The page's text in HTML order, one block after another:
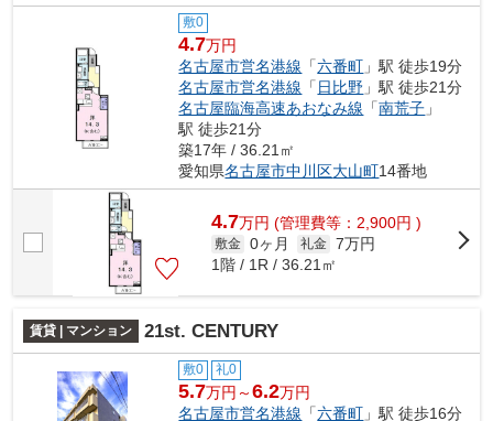
敷0
4.7万円
名古屋市営名港線 「六番町 」駅 徒歩19分
名古屋市営名港線 「 日比野 」駅 徒歩21分
名古屋臨海高速あおなみ線 「南荒子 」
駅 徒歩21分
築17年 / 36.21㎡
愛知県名古屋市中川区大山町14番地
4.7万円 (管理費等：2,900円 )
敷金 0ヶ月 礼金 7万円
1階 / 1R / 36.21㎡
賃貸 | マンション 21st. CENTURY
敷0 礼0
5.7万円～6.2万円
名古屋市営名港線 「六番町 」駅 徒歩16分